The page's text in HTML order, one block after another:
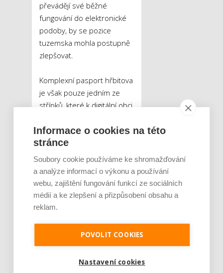
převádějí své běžné
fungování do elektronické
podoby, by se pozice
tuzemska mohla postupně
zlepšovat.
Komplexní pasport hřbitova
je však pouze jedním ze
střípků, které k digitální obci
s občany prostřednictvím
webových stránek,
sociálních sítí, aplikací či
elektronických úředních
desek je podstatná právě
efektivní správa majetku.
Města a vesnice by tak měly
pasporty nejen hřbitovů,
zeleně, inženýrských sítí či
Informace o cookies na této
stránce
Soubory cookie používáme ke shromažďování
a analýze informací o výkonu a používání
webu, zajištění fungování funkcí ze sociálních
médií a ke zlepšení a přizpůsobení obsahu a
reklam.
POVOLIT COOKIES
Nastavení cookies